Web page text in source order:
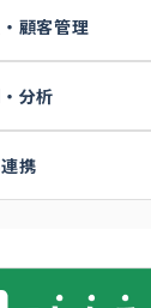
顧客管理
分析
携